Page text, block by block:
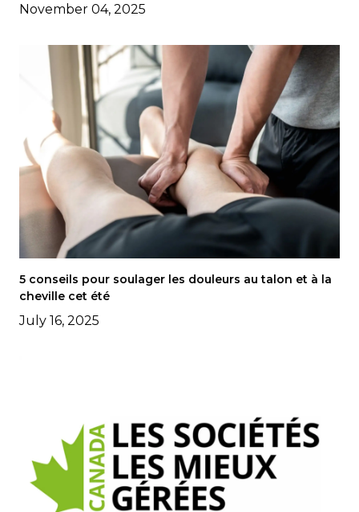
November 04, 2025
5 conseils pour soulager les douleurs au talon et à la
cheville cet été
July 16, 2025